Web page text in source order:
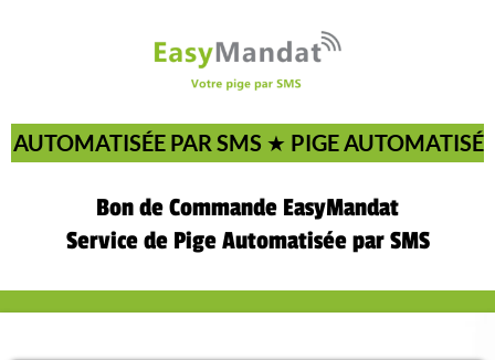
AUTOMATISÉE PAR SMS ★ PIGE
Bon de Commande EasyMandat
Service de Pige Automatisée par SMS